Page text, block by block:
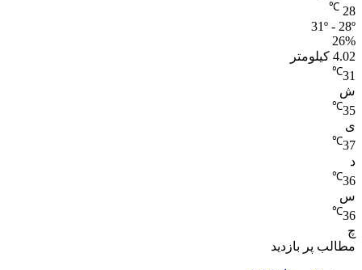
28
℃
31º - 28º
26%
4.02 کیلومتر
31
℃
ش
35
℃
ی
37
℃
د
36
℃
س
36
℃
چ
مطالب پر بازدید